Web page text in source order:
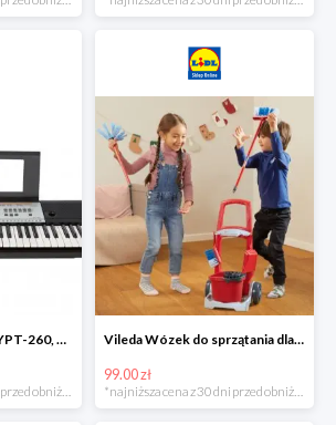
YAMAHA Keyboard YPT-260, 61 klawiszy
*najniższa cena z 30 dni przed obniżką
Vileda Wózek do sprzątania dla dzieci
99.00 zł
*najniższa cena z 30 dni przed obniżką